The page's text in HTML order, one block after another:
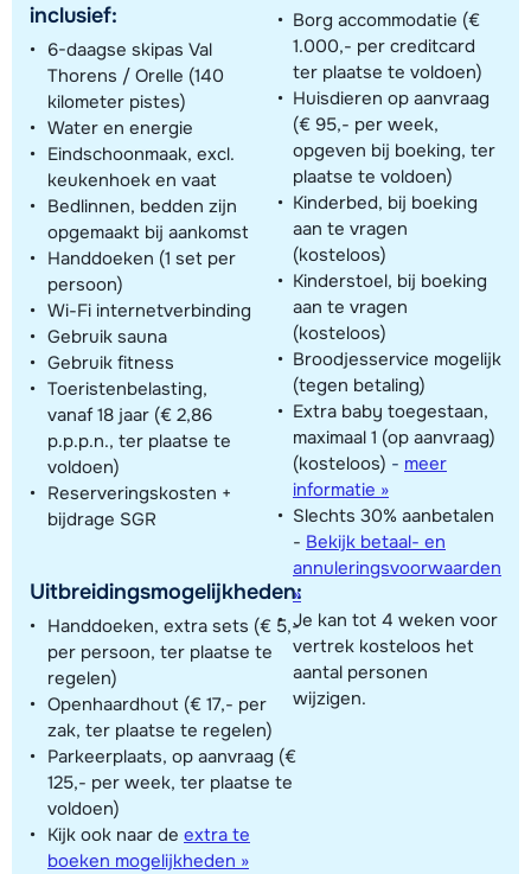
inclusief:
6-daagse skipas Val
Thorens / Orelle (140
kilometer pistes)
Water en energie
Eindschoonmaak, excl.
keukenhoek en vaat
Bedlinnen, bedden zijn
opgemaakt bij aankomst
Handdoeken (1 set per
persoon)
Wi-Fi internetverbinding
Gebruik sauna
Gebruik fitness
Toeristenbelasting,
vanaf 18 jaar (€ 2,86
p.p.p.n., ter plaatse te
voldoen)
Reserveringskosten +
bijdrage SGR
Uitbreidingsmogelijkheden:
Handdoeken, extra sets (€ 5,-
per persoon, ter plaatse te
regelen)
Openhaardhout (€ 17,- per
zak, ter plaatse te regelen)
Parkeerplaats, op aanvraag (€
125,- per week, ter plaatse te
voldoen)
Kijk ook naar de extra te
boeken mogelijkheden »
Borg accommodatie (€
1.000,- per creditcard
ter plaatse te voldoen)
Huisdieren op aanvraag
(€ 95,- per week,
opgeven bij boeking, ter
plaatse te voldoen)
Kinderbed, bij boeking
aan te vragen
(kosteloos)
Kinderstoel, bij boeking
aan te vragen
(kosteloos)
Broodjesservice mogelijk
(tegen betaling)
Extra baby toegestaan,
maximaal 1 (op aanvraag)
(kosteloos) - meer
informatie »
Slechts 30% aanbetalen
- Bekijk betaal- en
annuleringsvoorwaarden
»
Je kan tot 4 weken voor
vertrek kosteloos het
aantal personen
wijzigen.